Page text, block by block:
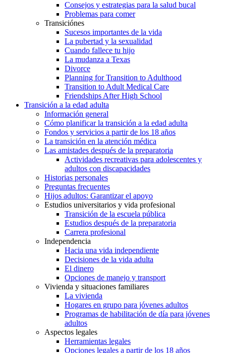
Consejos y estrategias para la salud bucal
Problemas para comer
Transiciónes
Sucesos importantes de la vida
La pubertad y la sexualidad
Cuando fallece tu hijo
La mudanza a Texas
Divorce
Planning for Transition to Adulthood
Transition to Adult Medical Care
Friendships After High School
Transición a la edad adulta
Información general
Cómo planificar la transición a la edad adulta
Fondos y servicios a partir de los 18 años
La transición en la atención médica
Las amistades después de la preparatoria
Actividades recreativas para adolescentes y
adultos con discapacidades
Historias personales
Preguntas frecuentes
Hijos adultos: Garantizar el apoyo
Estudios universitarios y vida profesional
Transición de la escuela pública
Estudios después de la preparatoria
Carrera profesional
Independencia
Hacia una vida independiente
Decisiones de la vida adulta
El dinero
Opciones de manejo y transport
Vivienda y situaciones familiares
La vivienda
Hogares en grupo para jóvenes adultos
Programas de habilitación de día para jóvenes
adultos
Aspectos legales
Herramientas legales
Opciones legales a partir de los 18 años